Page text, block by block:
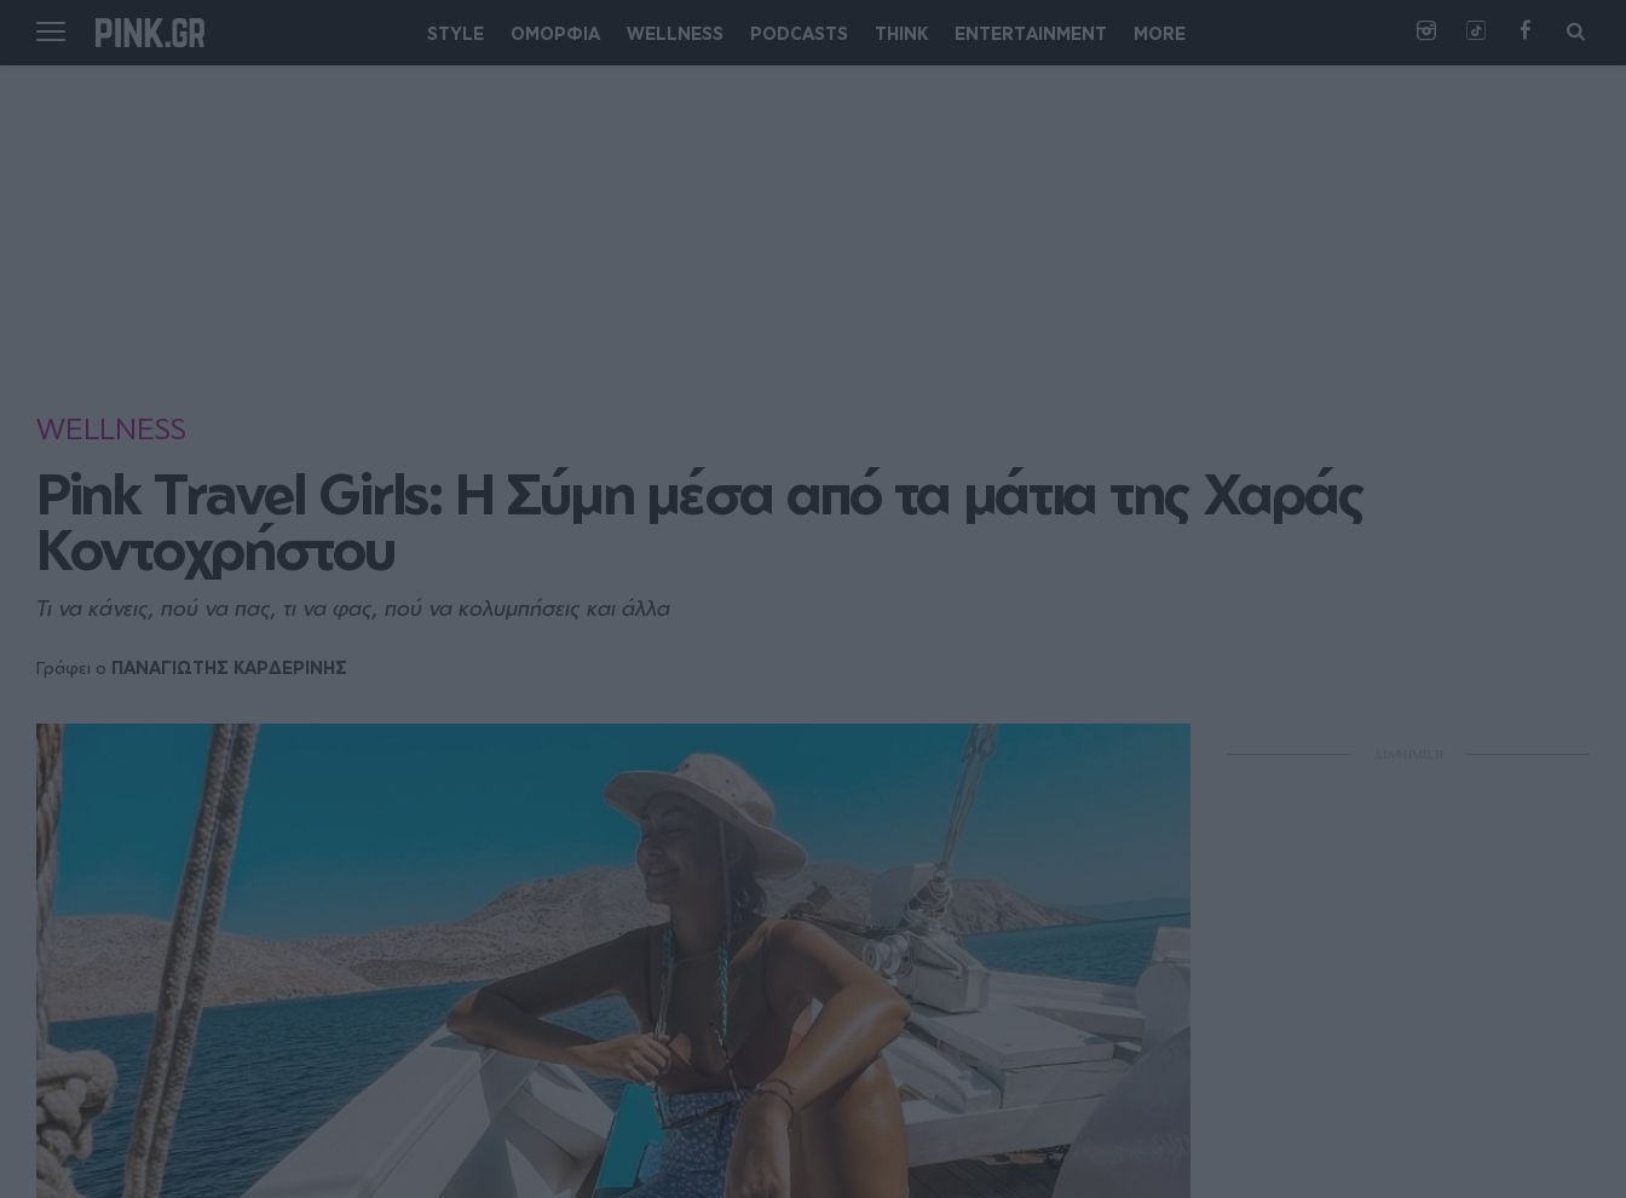
STYLE ΟΜΟΡΦΙΑ WELLNESS PODCASTS THINK ENTERTAINMENT MORE
WELLNESS
Pink Travel Girls: Η Σύμη μέσα από τα μάτια της Χαράς
Κοντοχρήστου
Τι να κάνεις, πού να πας, τι να φας, πού να κολυμπήσεις και άλλα
Γράφει ο ΠΑΝΑΓΙΩΤΗΣ ΚΑΡΔΕΡΙΝΗΣ